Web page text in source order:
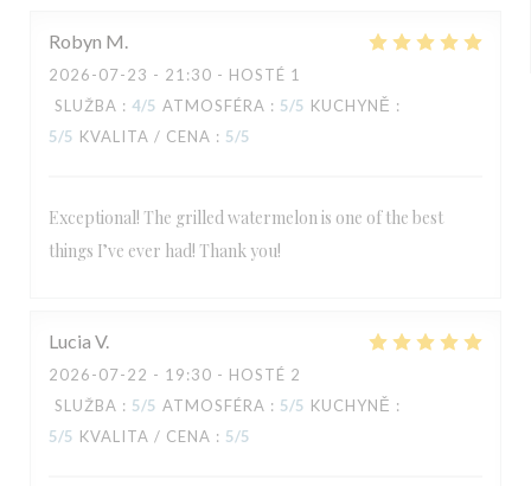
Robyn M
2026-07-23 - 21:30 - HOSTÉ 1
SLUŽBA : 4/5 ATMOSFÉRA : 5/5 KUCHYNĚ :
5/5 KVALITA / CENA : 5/5
Exceptional! The grilled watermelon is one of the best
things I’ve ever had! Thank you!
Lucia V
2026-07-22 - 19:30 - HOSTÉ 2
SLUŽBA : 5/5 ATMOSFÉRA : 5/5 KUCHYNĚ :
5/5 KVALITA / CENA : 5/5